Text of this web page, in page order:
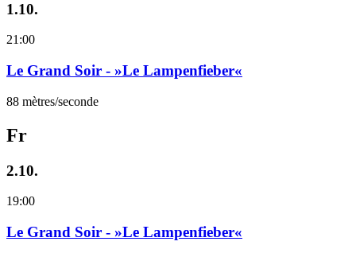
1.10.
21:00
Le Grand Soir - »Le Lampenfieber«
88 mètres/seconde
Fr
2.10.
19:00
Le Grand Soir - »Le Lampenfieber«